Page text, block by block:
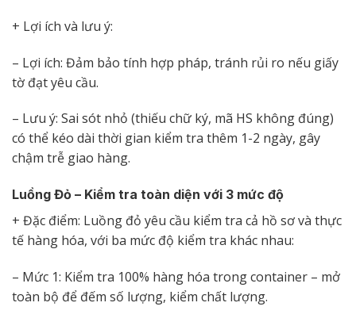
+ Lợi ích và lưu ý:
– Lợi ích: Đảm bảo tính hợp pháp, tránh rủi ro nếu giấy
tờ đạt yêu cầu.
– Lưu ý: Sai sót nhỏ (thiếu chữ ký, mã HS không đúng)
có thể kéo dài thời gian kiểm tra thêm 1-2 ngày, gây
chậm trễ giao hàng.
Luồng Đỏ – Kiểm tra toàn diện với 3 mức độ
+ Đặc điểm: Luồng đỏ yêu cầu kiểm tra cả hồ sơ và thực
tế hàng hóa, với ba mức độ kiểm tra khác nhau:
– Mức 1: Kiểm tra 100% hàng hóa trong container – mở
toàn bộ để đếm số lượng, kiểm chất lượng.